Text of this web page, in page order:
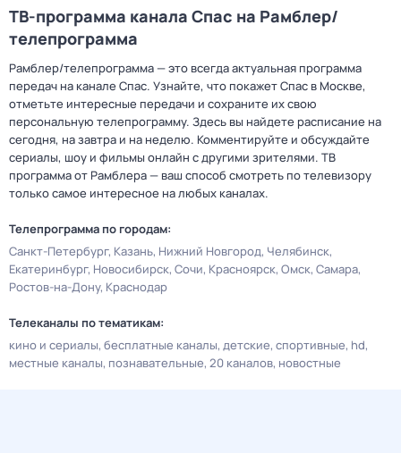
ТВ-программа канала Спас на Рамблер/
телепрограмма
Рамблер/телепрограмма — это всегда актуальная программа
передач на канале Спас. Узнайте, что покажет Спас в Москве,
отметьте интересные передачи и сохраните их свою
персональную телепрограмму. Здесь вы найдете расписание на
сегодня, на завтра и на неделю. Комментируйте и обсуждайте
сериалы, шоу и фильмы онлайн с другими зрителями. ТВ
программа от Рамблера — ваш способ смотреть по телевизору
только самое интересное на любых каналах.
Телепрограмма по городам:
Санкт-Петербург Казань Нижний Новгород Челябинск
Екатеринбург Новосибирск Сочи Красноярск Омск Самара
Ростов-на-Дону Краснодар
Телеканалы по тематикам:
кино и сериалы бесплатные каналы детские спортивные hd
местные каналы познавательные 20 каналов новостные